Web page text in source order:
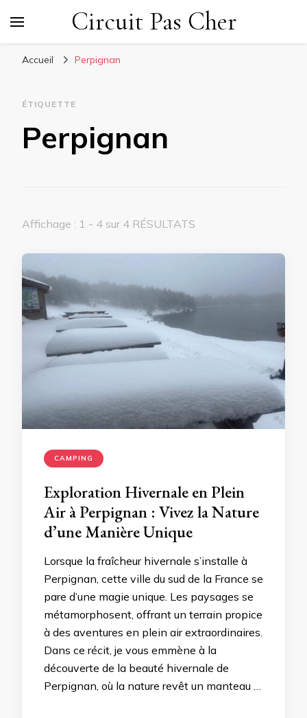
Circuit Pas Cher
Accueil Perpignan
ÉTIQUETTE
Perpignan
Affichage : 1 - 4 sur 4 RÉSULTATS
CAMPING
Exploration Hivernale en Plein
Air à Perpignan : Vivez la Nature
d’une Manière Unique
Lorsque la fraîcheur hivernale s’installe à
Perpignan, cette ville du sud de la France se
pare d’une magie unique. Les paysages se
métamorphosent, offrant un terrain propice
à des aventures en plein air extraordinaires.
Dans ce récit, je vous emmène à la
découverte de la beauté hivernale de
Perpignan, où la nature revêt un manteau …